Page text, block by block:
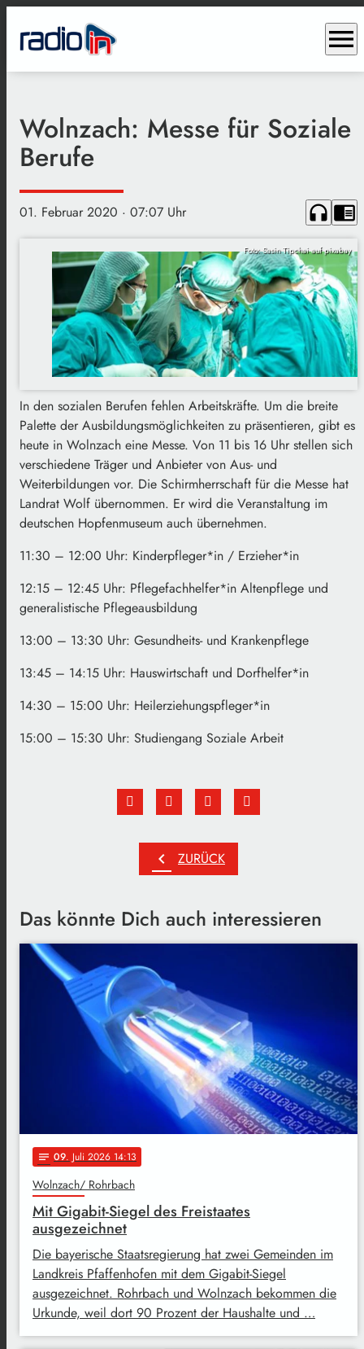
menu
Wolnzach: Messe für Soziale
Berufe
01. Februar 2020 · 07:07 Uhr headphones chrome_reader_mode
Foto: Sasin Tipchai auf pixabay
In den sozialen Berufen fehlen Arbeitskräfte. Um die breite
Palette der Ausbildungsmöglichkeiten zu präsentieren, gibt es
heute in Wolnzach eine Messe. Von 11 bis 16 Uhr stellen sich
verschiedene Träger und Anbieter von Aus- und
Weiterbildungen vor. Die Schirmherrschaft für die Messe hat
Landrat Wolf übernommen. Er wird die Veranstaltung im
deutschen Hopfenmuseum auch übernehmen.
11:30 – 12:00 Uhr: Kinderpfleger*in / Erzieher*in
12:15 – 12:45 Uhr: Pflegefachhelfer*in Altenpflege und
generalistische Pflegeausbildung
13:00 – 13:30 Uhr: Gesundheits- und Krankenpflege
13:45 – 14:15 Uhr: Hauswirtschaft und Dorfhelfer*in
14:30 – 15:00 Uhr: Heilerziehungspfleger*in
15:00 – 15:30 Uhr: Studiengang Soziale Arbeit
chevron_left ZURÜCK
Das könnte Dich auch interessieren
notes 09. Juli 2026 14:13
Wolnzach/ Rohrbach
Mit Gigabit-Siegel des Freistaates
ausgezeichnet
Die bayerische Staatsregierung hat zwei Gemeinden im
Landkreis Pfaffenhofen mit dem Gigabit-Siegel
ausgezeichnet. Rohrbach und Wolnzach bekommen die
Urkunde, weil dort 90 Prozent der Haushalte und …